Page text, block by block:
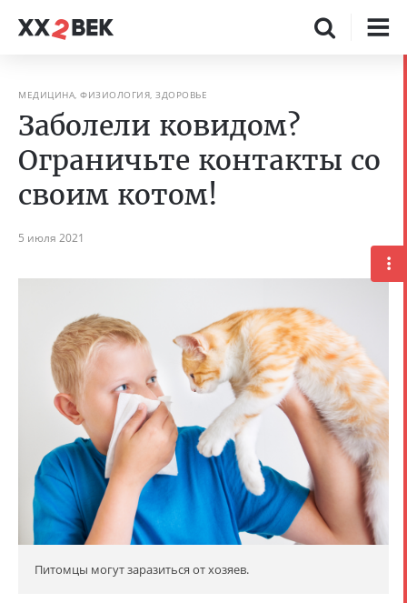
МЕДИЦИНА, ФИЗИОЛОГИЯ, ЗДОРОВЬЕ
Заболели ковидом?
Ограничьте контакты со
своим котом!
5 июля 2021
Питомцы могут заразиться от хозяев.